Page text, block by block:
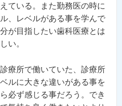
ている。また勤務医の時に
、レベルがある事を学んで
が目指したい歯科医療とは
い。
療所で働いていた、診療所
ルに大きな違いがある事を
必ず感じる事だろう。でき